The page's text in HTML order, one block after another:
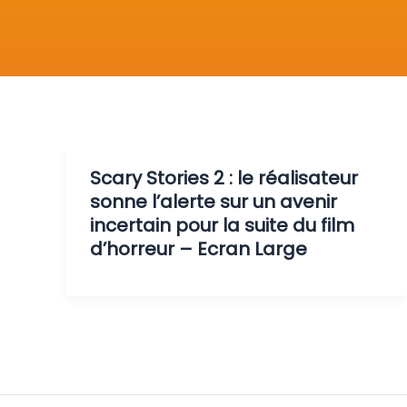
Scary Stories 2 : le réalisateur
sonne l’alerte sur un avenir
incertain pour la suite du film
d’horreur – Ecran Large